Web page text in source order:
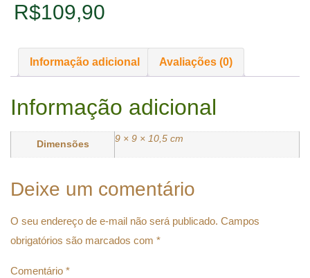
R$109,90
Informação adicional Avaliações (0)
Informação adicional
Dimensões
9 × 9 × 10,5 cm
Deixe um comentário
O seu endereço de e-mail não será publicado. Campos
obrigatórios são marcados com *
Comentário *